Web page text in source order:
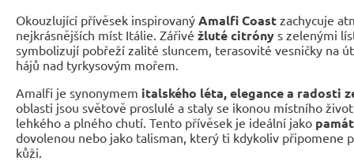
Okouzlující přívěsek inspirovaný Amalfi Coast zachycuje
nejkrásnějších míst Itálie. Zářivé žluté citróny s zelenými
symbolizují pobřeží zalité sluncem, terasovité vesničky na
hájů nad tyrkysovým mořem.
Amalfi je synonymem italského léta, elegance a radosti
oblasti jsou světově proslulé a staly se ikonou místního
lehkého a plného chutí. Tento přívěsek je ideální jako
dovolenou nebo jako talisman, který ti kdykoliv připomene
kůži.